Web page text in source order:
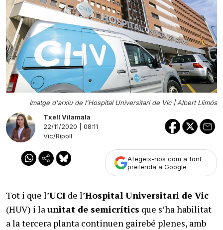
Imatge d'arxiu de l'Hospital Universitari de Vic |Albert Llimós
Txell Vilamala
22/11/2020 | 08:11
Vic/Ripoll
Afegeix-nos com a font
preferida a Google
Tot i que l’UCI de l’Hospital Universitari de Vic
(HUV) i launitat de semicrítics que s’ha habilitat
a la tercera planta continuen gairebé plenes, amb